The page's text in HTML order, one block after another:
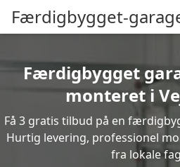
Færdigbygget-
Færdigbygget
monteret i
Få 3 gratis tilbud på en
Hurtig levering, professionel
fra lokale